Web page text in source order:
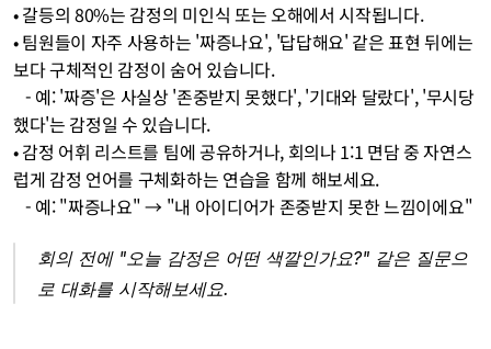
• 갈등의 80%는 감정의 미인식 또는 오해에서 시작됩니다.
• 팀원들이 자주 사용하는 '짜증나요', '답답해요' 같은 표현 뒤에는
보다 구체적인 감정이 숨어 있습니다.
   - 예: '짜증'은 사실상 '존중받지 못했다', '기대와 달랐다', '무시당
했다'는 감정일 수 있습니다.
• 감정 어휘 리스트를 팀에 공유하거나, 회의나 1:1 면담 중 자연스
럽게 감정 언어를 구체화하는 연습을 함께 해보세요.
   - 예: "짜증나요" → "내 아이디어가 존중받지 못한 느낌이에요"
회의 전에 "오늘 감정은 어떤 색깔인가요?" 같은 질문으
로 대화를 시작해보세요.